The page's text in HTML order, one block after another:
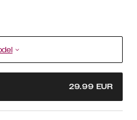
29.99 EUR